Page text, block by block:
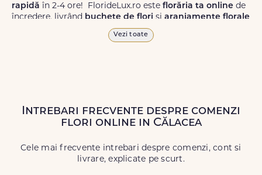
rapidă în 2-4 ore! FlorideLux.ro este florăria ta online de
încredere, livrând buchete de flori și aranjamente florale
de calitate superioară în Călacea și în toată România.
Livrăm buchete de florichiar și în weekend, pentru ca tu
să poți adresa un gest frumos atunci când ai nevoie.
Vezi toate
Intrebari frecvente despre comenzi
flori online in Călacea
Cele mai frecvente intrebari despre comenzi, cont si
livrare, explicate pe scurt.